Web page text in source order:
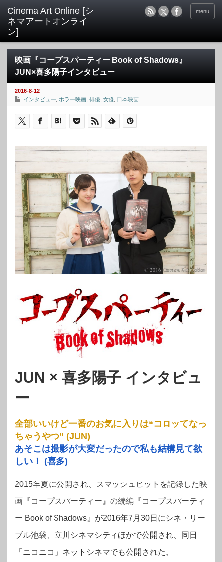
menu
映画『コープスパーティー Book of Shadows』
JUN×喜多陽子インタビュー
2016-8-12
インタビュー
ホラー映画 俳優 女優 日本映画
JUN × 喜多陽子 インタビュ
ー
全部いいけど一番のお気に入りは“コロッてなっ
ちゃうやつ” (JUN)
あそこは撮影が大変だったので私も結構見て欲
しい！ (喜多)
2015年夏に公開され、スマッシュヒットを記録した映
画『コープスパーティー』の続編『コープスパーティ
ー Book of Shadows』が2016年7月30日にシネ・リー
ブル池袋、立川シネマシティほかで公開され、同日
「ニコニコ」ネットシネマでも公開された。